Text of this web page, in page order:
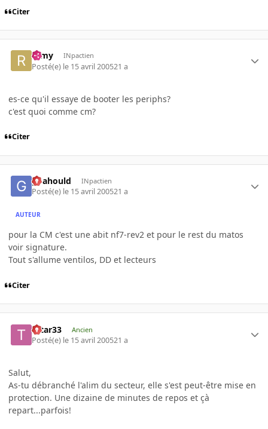
Citer
ramy INpactien
Posté(e) le 15 avril 200521 a
es-ce qu'il essaye de booter les periphs?
c'est quoi comme cm?
Citer
goahould INpactien
Posté(e) le 15 avril 200521 a
AUTEUR
pour la CM c'est une abit nf7-rev2 et pour le rest du matos
voir signature.
Tout s'allume ventilos, DD et lecteurs
Citer
tatar33 Ancien
Posté(e) le 15 avril 200521 a
Salut,
As-tu débranché l'alim du secteur, elle s'est peut-être mise en
protection. Une dizaine de minutes de repos et çà
repart...parfois!